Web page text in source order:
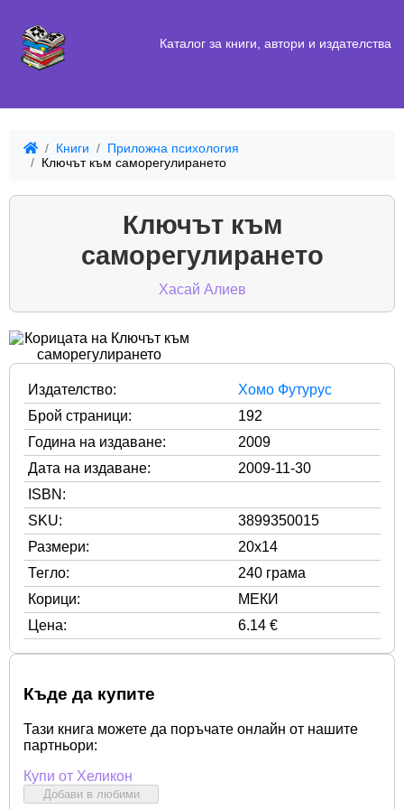
Каталог за книги, автори и издателства
Книги
Приложна психология
Ключът към саморегулирането
Ключът към
саморегулирането
Хасай Алиев
Издателство:
Хомо Футурус
Брой страници:
192
Година на издаване:
2009
Дата на издаване:
2009-11-30
ISBN:
SKU:
3899350015
Размери:
20x14
Тегло:
240 грама
Корици:
МЕКИ
Цена:
6.14 €
Къде да купите
Тази книга можете да поръчате онлайн от нашите
партньори:
Купи от Хеликон
Добави в любими